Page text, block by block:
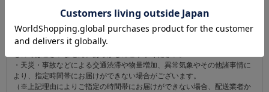
・ご使用になられた商品
・1点あたり20万円以上の商品でお客様の寸法にお仕立て済みの場合
・時間帯指定は配送業者のサービスであり、確実なお届けをお約束できる
・天災・事故などによる交通渋滞や物量増加、異常気象やその他諸事情に
より、指定時間帯にお届けができない場合がございます。
（※上記理由によりご指定の時間帯にお届けができない場合、配送業者か